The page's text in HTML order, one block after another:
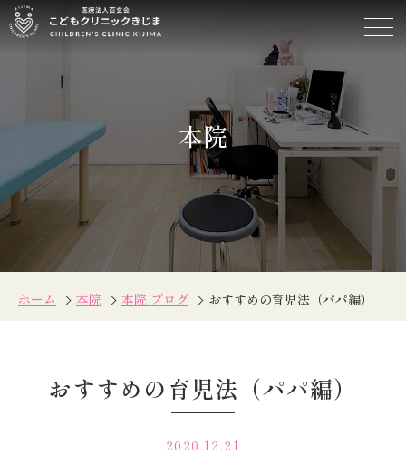
お
（パ
パ
編）
本院
ホーム 本院 本院 ブログ おすすめの育児法（パパ編）
おすすめの育児法（パパ編）
2020.12.21